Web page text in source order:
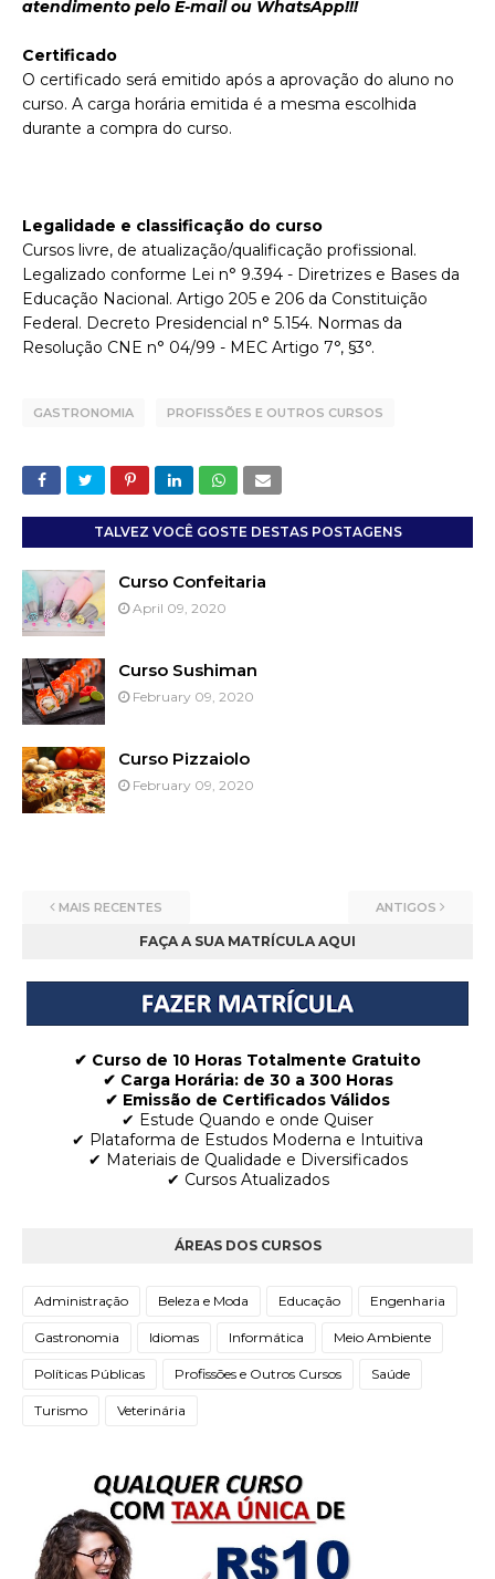
atendimento pelo E-mail ou WhatsApp!!!
Certificado
O certificado será emitido após a aprovação do aluno no
curso. A carga horária emitida é a mesma escolhida
durante a compra do curso.
Legalidade e classificação do curso
Cursos livre, de atualização/qualificação profissional.
Legalizado conforme Lei n° 9.394 - Diretrizes e Bases da
Educação Nacional. Artigo 205 e 206 da Constituição
Federal. Decreto Presidencial n° 5.154. Normas da
Resolução CNE n° 04/99 - MEC Artigo 7°, §3°.
GASTRONOMIA PROFISSÕES E OUTROS CURSOS
TALVEZ VOCÊ GOSTE DESTAS POSTAGENS
Curso Confeitaria
April 09, 2020
Curso Sushiman
February 09, 2020
Curso Pizzaiolo
February 09, 2020
MAIS RECENTES ANTIGOS
FAÇA A SUA MATRÍCULA AQUI
✔ Curso de 10 Horas Totalmente Gratuito
✔ Carga Horária: de 30 a 300 Horas
✔ Emissão de Certificados Válidos
✔ Estude Quando e onde Quiser
✔ Plataforma de Estudos Moderna e Intuitiva
✔ Materiais de Qualidade e Diversificados
✔ Cursos Atualizados
ÁREAS DOS CURSOS
Administração Beleza e Moda Educação Engenharia
Gastronomia Idiomas Informática Meio Ambiente
Políticas Públicas Profissões e Outros Cursos Saúde
Turismo Veterinária